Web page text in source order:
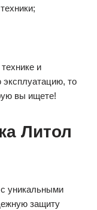
и
то
вы ищете!
Литол
уникальными
защиту